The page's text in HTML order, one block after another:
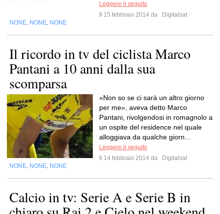
Leggere il seguito
Il 15 febbraio 2014 da
Digitalsat
NONE NONE NONE
Il ricordo in tv del ciclista Marco
Pantani a 10 anni dalla sua
scomparsa
«Non so se ci sarà un altro giorno
per me», aveva detto Marco
Pantani, rivolgendosi in romagnolo a
un ospite del residence nel quale
alloggiava da qualche giorn...
Leggere il seguito
Il 14 febbraio 2014 da
Digitalsat
NONE NONE NONE
Calcio in tv: Serie A e Serie B in